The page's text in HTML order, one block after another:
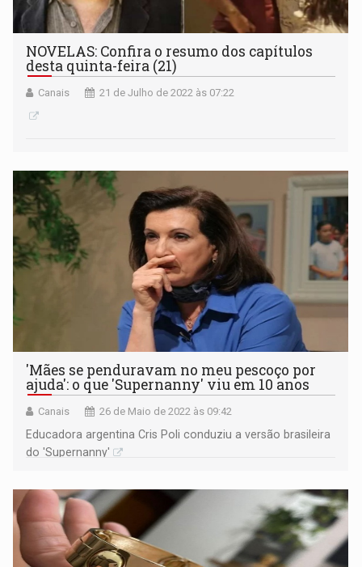
NOVELAS: Confira o resumo dos capítulos
desta quinta-feira (21)
Canais 21 de Julho de 2022 às 07:22
'Mães se penduravam no meu pescoço por
ajuda': o que 'Supernanny' viu em 10 anos
Canais 26 de Maio de 2022 às 09:42
Educadora argentina Cris Poli conduziu a versão brasileira
do 'Supernanny'